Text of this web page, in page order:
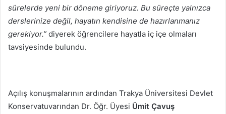
sürelerde yeni bir döneme giriyoruz. Bu süreçte yalnızca
derslerinize değil, hayatın kendisine de hazırlanmanız
gerekiyor.” diyerek öğrencilere hayatla iç içe olmaları
tavsiyesinde bulundu.
Açılış konuşmalarının ardından Trakya Üniversitesi Devlet
Konservatuvarından Dr. Öğr. Üyesi Ümit Çavuş